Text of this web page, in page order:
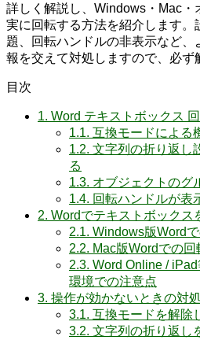
詳しく解説し、Windows・Mac・
実に回転する方法を紹介します。
題、回転ハンドルの非表示など
報を交えて対処しますので、必ず
目次
1. Word テキストボックス
1.1. 互換モードによる
1.2. 文字列の折り返し
る
1.3. オブジェクトのグ
1.4. 回転ハンドルが表
2. Wordでテキストボックス
2.1. Windows版Word
2.2. Mac版Wordでの回
2.3. Word Online /
環境での注意点
3. 操作が効かないときの対
3.1. 互換モードを解除
3.2. 文字列の折り返し